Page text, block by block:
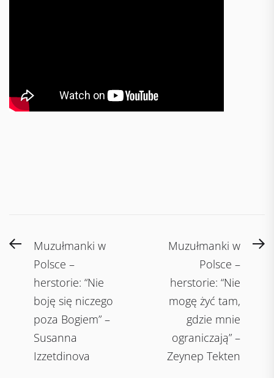
Post
navigation
PreviousMuzułmanki w
Polsce –
herstorie: “Nie
boję się niczego
poza Bogiem” –
Susanna
Izzetdinova
Muzułmanki w
Polsce –
herstorie: “Nie
mogę żyć tam,
gdzie mnie
ograniczają” –
Zeynep Tekten